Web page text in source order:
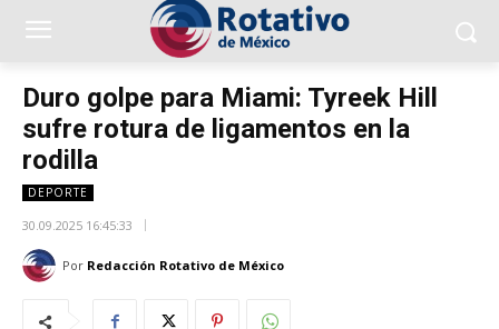
Duro golpe para Miami: Tyreek Hill
sufre rotura de ligamentos en la
rodilla
DEPORTE
30.09.2025 16:45:33
Por Redacción Rotativo de México